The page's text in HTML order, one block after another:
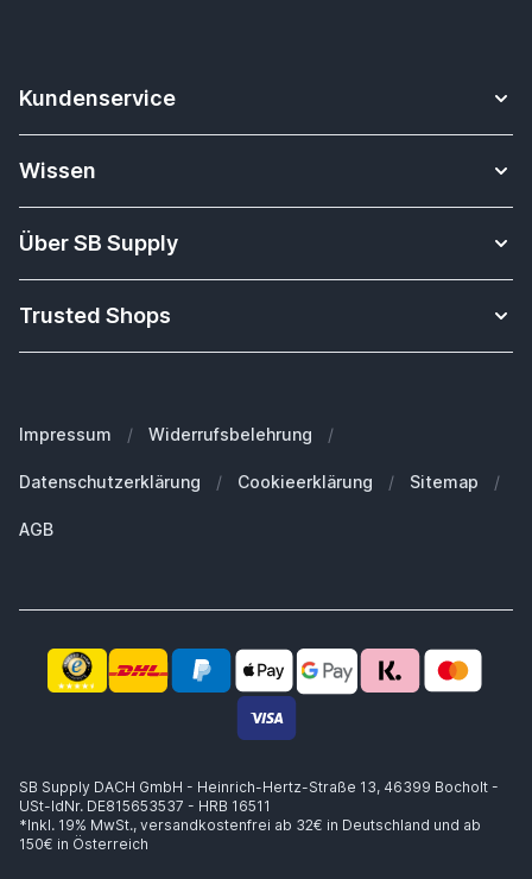
Kundenservice
Kontakt
Versandkosten & Lieferung
Widerrufsbelehrung
Hier widerrufen
Für Geschäftskunden
Trusted Shops Zertifikat
Kompetente Beratung
14 Tage Widerrufsrecht
Käuferschutz bis zu €20.000
Wissen
Apple Watch Armbänder Datenbank
Tablet-Unterrichtsmaterial
Welche Airpods habe ich?
Welchen MagSafe brauche ich?
Über SB Supply
Über uns
Arbeiten bei SB Supply
Trusted Shops
Impressum / Widerrufsbelehrung /
Datenschutzerklärung / Cookieerklärung / Sitemap /
AGB
SB Supply DACH GmbH - Heinrich-Hertz-Straße 13, 46399 Bocholt -
USt-IdNr. DE815653537 - HRB 16511
*Inkl. 19% MwSt., versandkostenfrei ab 32€ in Deutschland und ab
150€ in Österreich